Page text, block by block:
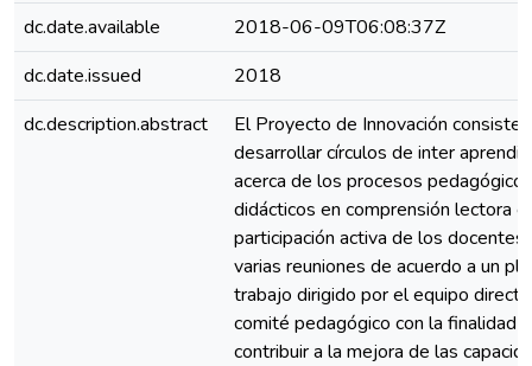
dc.date.available
2018-06-09T06:08:37Z
dc.date.issued
2018
dc.description.abstract
El Proyecto de Innovación consiste
desarrollar círculos de inter
acerca de los procesos
didácticos en comprensión lectora
participación activa de los docentes
varias reuniones de acuerdo a un
trabajo dirigido por el equipo
comité pedagógico con la finalidad
contribuir a la mejora de las